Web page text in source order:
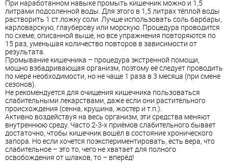
При наработанном навыке промыть кишечник можно и 1,5
литрами подсоленной воды. Для этого в 1,5 литрах тёплой воды
растворить 1 ст.ложку соли. Лучше использовать соль барбары,
карловарскую, глауберову или морскую. Процедура проводится
по схеме, описанной выше, но все упражнения повторяются по
15 раз, уменьшая количество повторов в зависимости от
результата.
Промывание кишечника – процедура экстренной помощи,
мощно взбадривающая организм, поэтому её следует проводить
по мере необходимости, но не чаще 1 раза в 3 месяца (при смене
сезонов).
Не рекомендуется для очищения кишечника пользоваться
слабительными лекарствами, даже если они растительного
происхождения (сенна, крушина, жостер и т.п.).
Активно воздействуя на весь организм, эти средства меняют
внутреннюю среду. Часто 2-3-х приёмов слабительного бывает
достаточно, чтобы кишечник вошёл в состояние хронического
запора. Но если хочется поэкспериментировать, есть вера, что
слабительное – это то, чего не хватает для полного
освобождения от шлаков, то – вперёд!